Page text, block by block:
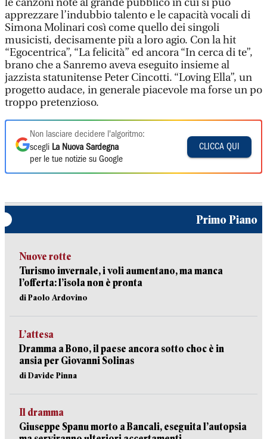
le canzoni note al grande pubblico in cui si può
apprezzare l’indubbio talento e le capacità vocali di
Simona Molinari così come quello dei singoli
musicisti, decisamente più a loro agio. Con la hit
“Egocentrica”, “La felicità” ed ancora “In cerca di te”,
brano che a Sanremo aveva eseguito insieme al
jazzista statunitense Peter Cincotti. “Loving Ella”, un
progetto audace, in generale piacevole ma forse un po
troppo pretenzioso.
Non lasciare decidere l'algoritmo:
scegli La Nuova Sardegna
per le tue notizie su Google
CLICCA QUI
Primo Piano
Nuove rotte
Turismo invernale, i voli aumentano, ma manca
l’offerta: l’isola non è pronta
di Paolo Ardovino
L’attesa
Dramma a Bono, il paese ancora sotto choc è in
ansia per Giovanni Solinas
di Davide Pinna
Il dramma
Giuseppe Spanu morto a Bancali, eseguita l’autopsia